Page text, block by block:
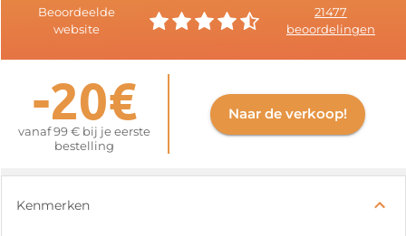
Beoordeelde
website
21477
beoordelingen
-20€
vanaf 99 € bij je eerste
bestelling
Naar de verkoop!
Kenmerken